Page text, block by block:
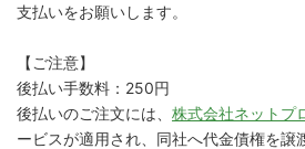
支払いをお願いします。
【ご注意】
後払い手数料：250円
後払いのご注文には、 株式会社ネットプ
ービスが適用され、同社へ代金債権を譲